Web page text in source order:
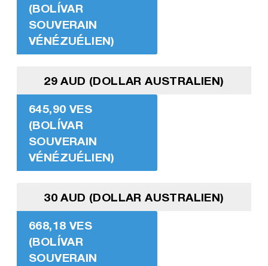
(BOLÍVAR
SOUVERAIN
VÉNÉZUÉLIEN)
29 AUD (DOLLAR AUSTRALIEN)
645,90 VES
(BOLÍVAR
SOUVERAIN
VÉNÉZUÉLIEN)
30 AUD (DOLLAR AUSTRALIEN)
668,18 VES
(BOLÍVAR
SOUVERAIN